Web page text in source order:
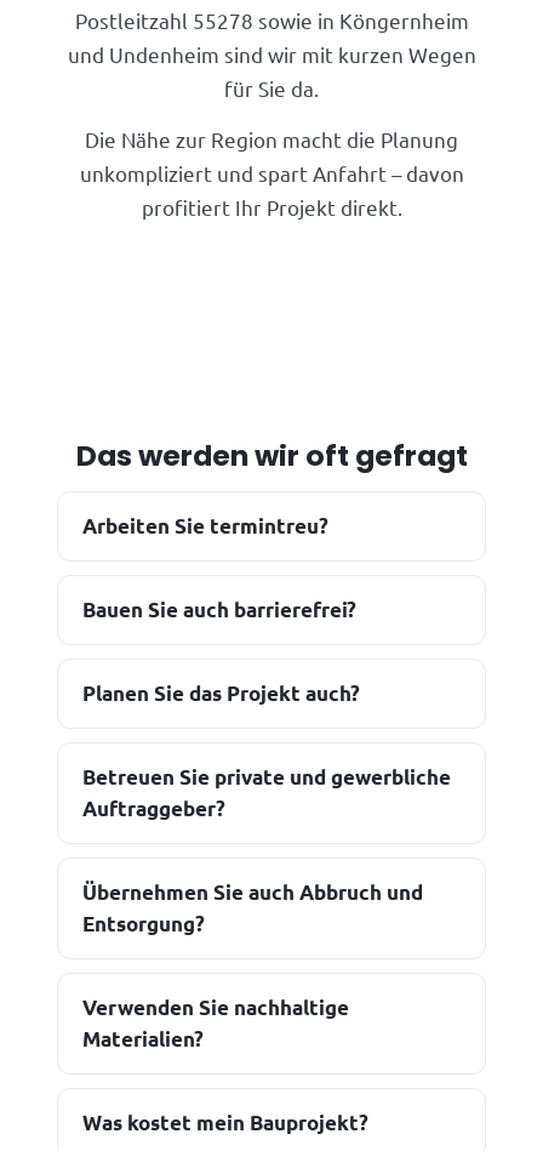
Postleitzahl 55278 sowie in Köngernheim
und Undenheim sind wir mit kurzen Wegen
für Sie da.
Die Nähe zur Region macht die Planung
unkompliziert und spart Anfahrt – davon
profitiert Ihr Projekt direkt.
Das werden wir oft gefragt
Arbeiten Sie termintreu?
Bauen Sie auch barrierefrei?
Planen Sie das Projekt auch?
Betreuen Sie private und gewerbliche
Auftraggeber?
Übernehmen Sie auch Abbruch und
Entsorgung?
Verwenden Sie nachhaltige
Materialien?
Was kostet mein Bauprojekt?